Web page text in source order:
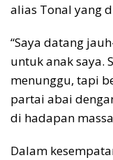
alias Tonal yang
“Saya datang
untuk anak saya.
menunggu, tapi
partai abai
di hadapan
Dalam